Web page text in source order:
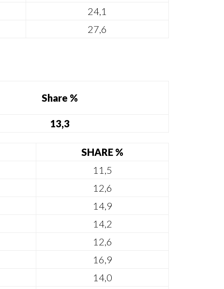
24,1
27,6
Share %
13,3
SHARE %
11,5
12,6
14,9
14,2
12,6
16,9
14,0